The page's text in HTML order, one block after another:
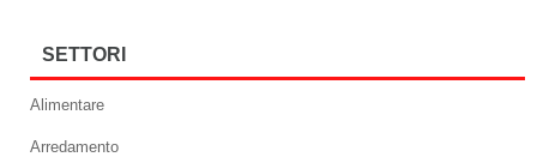
SETTORI
Alimentare
Arredamento